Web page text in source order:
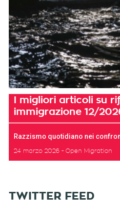
I migliori articoli su
immigrazione 12/
Razzismo quotidiano nei
24 marzo 2026 Open Migration
TWITTER FEED